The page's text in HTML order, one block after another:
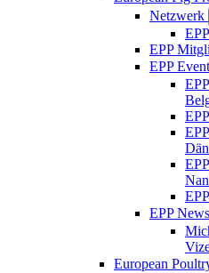
Netzwerk
EPP
EPP
EPP News
European